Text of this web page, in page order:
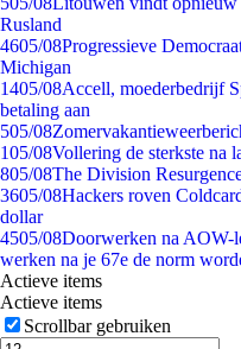
Rusland
4605/08Progressieve
Michigan
1405/08Accell, moederbedrijf
betaling aan
505/08
105/08Vollering de sterkste na
805/08The Division
3605/08Hackers roven
dollar
4505/08Doorwerken na AOW-
werken na je 67e de norm
Actieve items
Actieve items
Scrollbar gebruiken